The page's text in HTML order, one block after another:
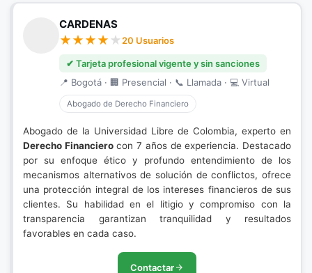
CARDENAS
20 Usuarios
✔ Tarjeta profesional vigente y sin sanciones
📍 Bogotá · 🏢 Presencial · 📞 Llamada · 💻 Virtual
Abogado de Derecho Financiero
Abogado de la Universidad Libre de Colombia, experto en
Derecho Financierocon 7 años de experiencia. Destacado
por su enfoque ético y profundo entendimiento de los
mecanismos alternativos de solución de conflictos, ofrece
una protección integral de los intereses financieros de sus
clientes. Su habilidad en el litigio y compromiso con la
transparencia garantizan tranquilidad y resultados
favorables en cada caso.
Contactar